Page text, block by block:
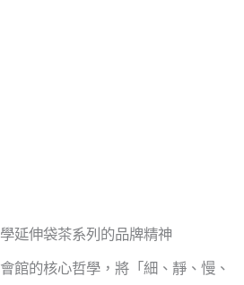
延伸袋茶系列的品牌精神
館的核心哲學，將「細、靜、慢、